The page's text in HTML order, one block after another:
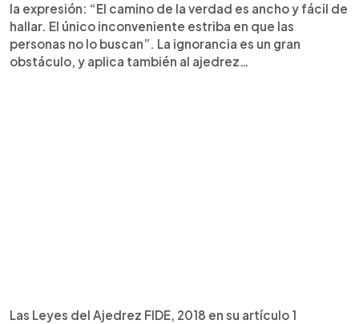
la expresión: “El camino de la verdad es ancho y fácil de
hallar. El único inconveniente estriba en que las
personas no lo buscan”. La ignorancia es un gran
obstáculo, y aplica también al ajedrez…
Las Leyes del Ajedrez FIDE, 2018 en su artículo 1